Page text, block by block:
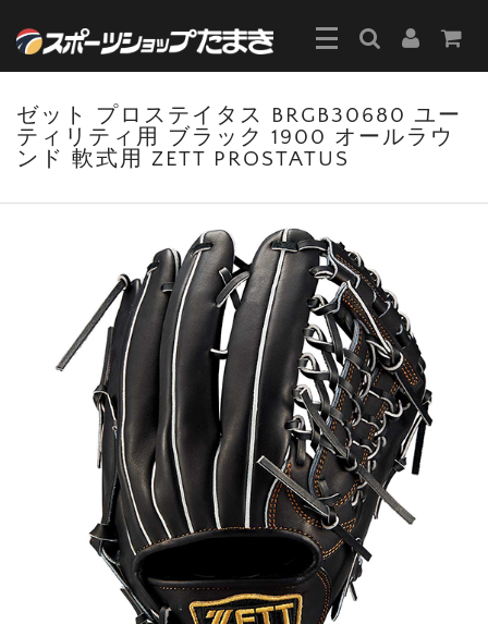
ゼット プロステイタス BRGB30680 ユー
ティリティ用 ブラック 1900 オールラウ
ンド 軟式用 ZETT PROSTATUS